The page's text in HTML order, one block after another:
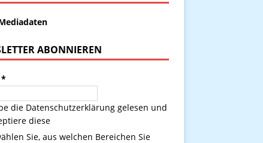
ABONNIEREN
*
die Datenschutzerklärunggelesen und
diese
Sie, aus welchen Bereichen Sie